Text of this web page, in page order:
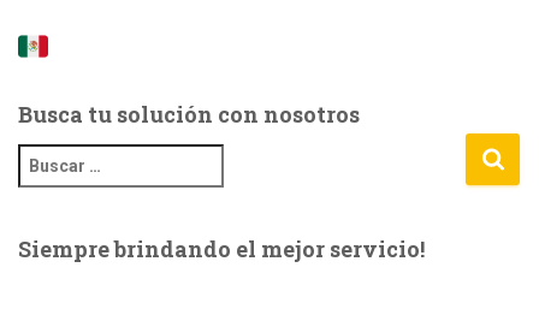
Busca tu solución con nosotros
u
a
Siempre brindando el mejor servicio!